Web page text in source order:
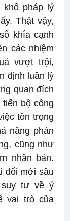
khổ pháp lý
Thật vậy,
khía cạnh
các nhiệm
vượt trội,
định luân lý
quan đích
bộ công
tôn trọng
năng phán
cũng như
nhân bản.
đổi mới sâu
suy tư về ý
vai trò của